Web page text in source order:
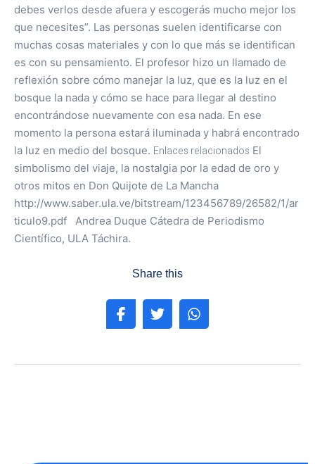
debes verlos desde afuera y escogerás mucho mejor los
que necesites”. Las personas suelen identificarse con
muchas cosas materiales y con lo que más se identifican
es con su pensamiento. El profesor hizo un llamado de
reflexión sobre cómo manejar la luz, que es la luz en el
bosque la nada y cómo se hace para llegar al destino
encontrándose nuevamente con esa nada. En ese
momento la persona estará iluminada y habrá encontrado
la luz en medio del bosque. Enlaces relacionados El
simbolismo del viaje, la nostalgia por la edad de oro y
otros mitos en Don Quijote de La Mancha
http://www.saber.ula.ve/bitstream/123456789/26582/1/ar
ticulo9.pdf Andrea Duque Cátedra de Periodismo
Científico, ULA Táchira.
Share this